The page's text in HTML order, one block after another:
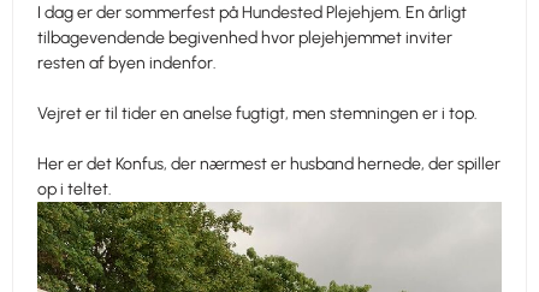
I dag er der sommerfest på Hundested Plejehjem. En årligt
tilbagevendende begivenhed hvor plejehjemmet inviter
resten af byen indenfor.
Vejret er til tider en anelse fugtigt, men stemningen er i top.
Her er det Konfus, der nærmest er husband hernede, der spiller
op i teltet.